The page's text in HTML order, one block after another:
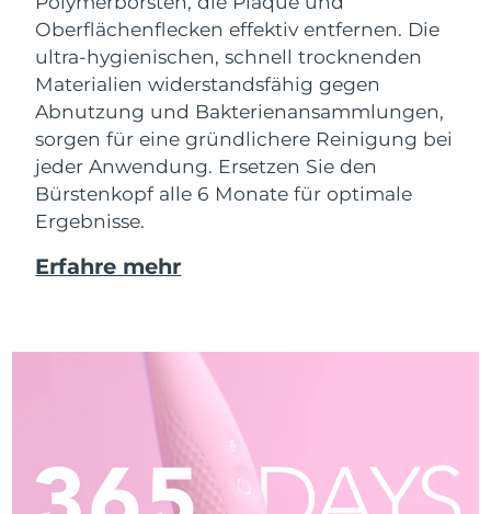
Oberflächenflecken effektiv entfernen. Die
ultra-hygienischen, schnell trocknenden
Materialien widerstandsfähig gegen
Abnutzung und Bakterienansammlungen,
sorgen für eine gründlichere Reinigung bei
jeder Anwendung. Ersetzen Sie den
Bürstenkopf alle 6 Monate für optimale
Ergebnisse.
Erfahre mehr